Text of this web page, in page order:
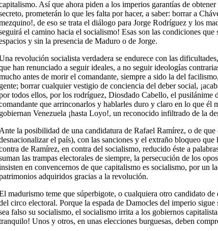
Así que ahora piden a los imperios garantías de
prometerán lo que les falta por hacer, a saber: borrar a
de eso se trata el diálogo para Jorge Rodríguez y los
el camino hacia el socialismo! Esas son las condiciones
y sin la presencia de Maduro o de Jorge.
revolución socialista verdadera se endurece con las
han renunciado a seguir ideales, a no seguir ideologías
antes de morir el comandante, siempre a sido la del
borrar cualquier vestigio de conciencia del deber social,
todos ellos, por los rodríguez, Diosdado Cabello, el pusilánime
que arrinconarlos y hablarles duro y claro en lo que él
Venezuela ¡hasta Loyo!, un reconocido infiltrado de la
la posibilidad de una candidatura de Rafael Ramírez, o de
el país), con las sanciones y el extraño bloqueo
de Ramírez, en contra del socialismo, reducido éste a
las trampas electorales de siempre, la persecución de los
en convencernos de que capitalismo es socialismo, por un
adquiridos gracias a la revolución.
madurismo teme que súperbigote, o cualquiera otro candidato
circo electoral. Porque la espada de Damocles del imperio
falso su socialismo, el socialismo irrita a los gobiernos
Unos y otros, en unas elecciones burguesas, deben